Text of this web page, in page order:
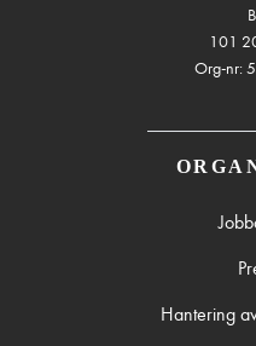
101
Org-nr:
Hantering